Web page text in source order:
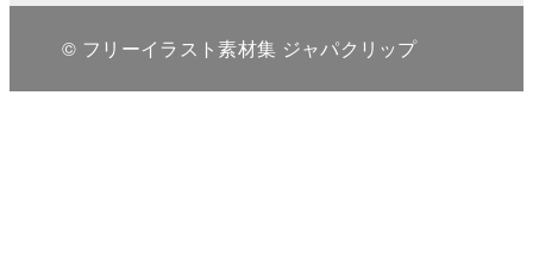
© フリーイラスト素材集 ジャパクリップ